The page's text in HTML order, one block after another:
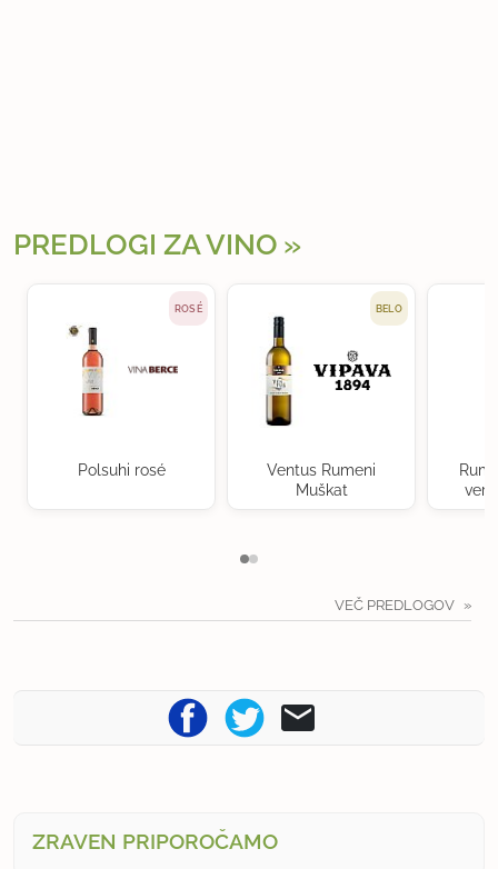
PREDLOGI ZA VINO
ROSÉ
Polsuhi rosé
BELO
Ventus Rumeni
Muškat
VEČ PREDLOGOV
ZRAVEN PRIPOROČAMO